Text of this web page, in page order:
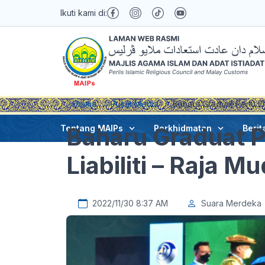
Ikuti kami di:
Tentang MAIPs Perkhidmatan
Utama Pusat Media Baharu Graduat Perlu
Baharu Graduat
Liabiliti – Raja
2022/11/30 8:37 AM Suara Merdeka